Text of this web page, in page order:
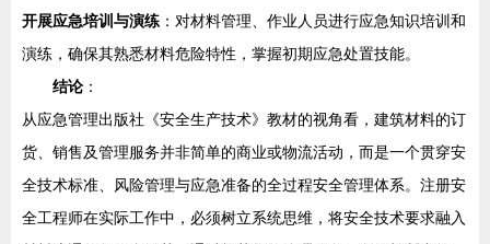
开展应急培训与演练 ：对材料管理、作业人员进行应急知识培训和
演练，确保其熟悉材料危险特性，掌握初期应急处置技能。
结论 ：
从应急管理出版社《安全生产技术》教材的视角看，建筑材料的订
货、销售及管理服务并非简单的商业或物流活动，而是一个贯穿安
全技术标准、风险管理与应急准备的全过程安全管理体系。注册安
全工程师在实际工作中，必须树立系统思维，将安全技术要求融入